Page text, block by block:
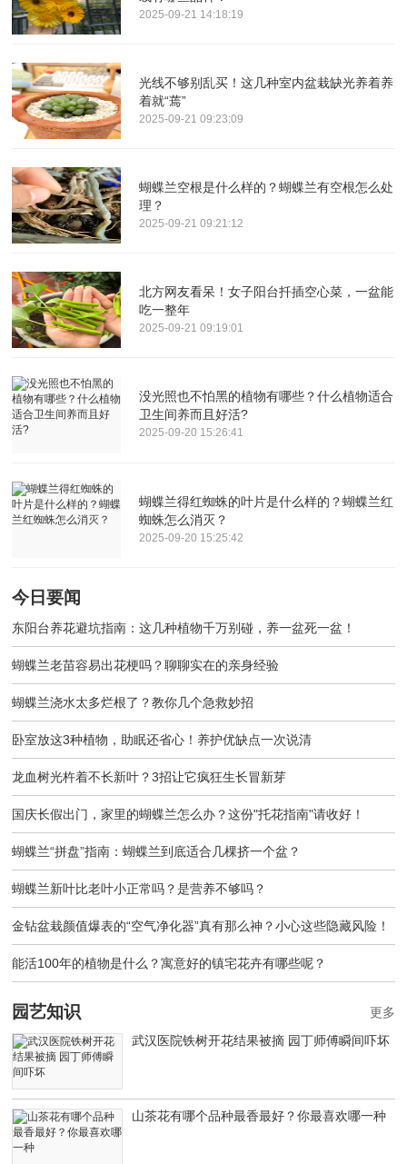
2025-09-21 14:18:19
光线不够别乱买！这几种室内盆栽缺光养着养
着就“蔫”
2025-09-21 09:23:09
蝴蝶兰空根是什么样的？蝴蝶兰有空根怎么处
理？
2025-09-21 09:21:12
北方网友看呆！女子阳台扦插空心菜，一盆能
吃一整年
2025-09-21 09:19:01
没光照也不怕黑的植物有哪些？什么植物适合
卫生间养而且好活?
2025-09-20 15:26:41
蝴蝶兰得红蜘蛛的叶片是什么样的？蝴蝶兰红
蜘蛛怎么消灭？
2025-09-20 15:25:42
今日要闻
东阳台养花避坑指南：这几种植物千万别碰，养一盆死一盆！
蝴蝶兰老苗容易出花梗吗？聊聊实在的亲身经验
蝴蝶兰浇水太多烂根了？教你几个急救妙招
卧室放这3种植物，助眠还省心！养护优缺点一次说清
龙血树光杵着不长新叶？3招让它疯狂生长冒新芽
国庆长假出门，家里的蝴蝶兰怎么办？这份"托花指南"请收好！
蝴蝶兰“拼盘”指南：蝴蝶兰到底适合几棵挤一个盆？
蝴蝶兰新叶比老叶小正常吗？是营养不够吗？
金钻盆栽颜值爆表的“空气净化器”真有那么神？小心这些隐藏风险！
能活100年的植物是什么？寓意好的镇宅花卉有哪些呢？
园艺知识
武汉医院铁树开花结果被摘 园丁师傅瞬间吓坏
山茶花有哪个品种最香最好？你最喜欢哪一种
更多